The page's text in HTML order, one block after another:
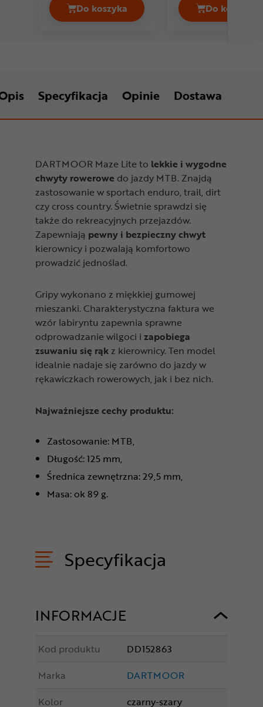
Do koszyka
Gripy ACCENT Orbit Cena 26,99 zł
Do koszyka
Gripy
Specyfikacja Opinie Dostawa
DARTMOOR Maze Lite to lekkie i wygodne
chwyty rowerowe do jazdy MTB. Znajdą
zastosowanie w sportach enduro, trail, dirt
czy cross country. Świetnie sprawdzi się
także do rekreacyjnych przejazdów.
Zapewniają pewny i bezpieczny chwyt
kierownicy i pozwalają komfortowo
prowadzić jednoślad.
Gripy wykonano z miękkiej gumowej
mieszanki. Charakterystyczna faktura we
wzór labiryntu zapewnia sprawne
odprowadzanie wilgoci i zapobiega
zsuwaniu się rąk z kierownicy. Ten model
idealnie nadaje się zarówno do jazdy w
rękawiczkach rowerowych, jak i bez nich.
Najważniejsze cechy produktu:
Zastosowanie: MTB,
Długość: 125 mm,
Średnica zewnętrzna: 29,5 mm,
Masa: ok 89 g.
Specyfikacja
INFORMACJE
Kod produktu
DD152863
Marka
DARTMOOR
Kolor
czarny-szary